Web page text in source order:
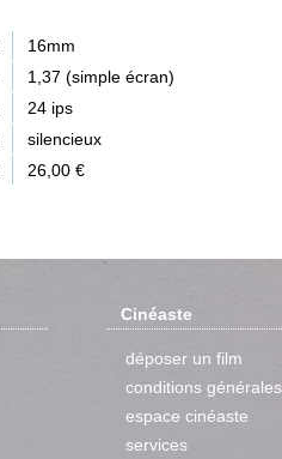
16mm
1,37 (simple écran)
24 ips
silencieux
26,00 €
Cinéaste
déposer un film
conditions générales
espace cinéaste
services